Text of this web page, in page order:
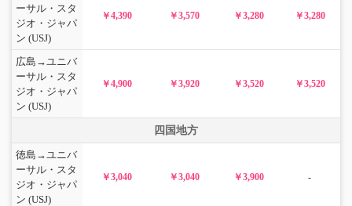
ーサル・スタ
ジオ・ジャパ
ン (USJ)
￥4,390 ￥3,570 ￥3,280 ￥3,280
広島→ユニバ
ーサル・スタ
ジオ・ジャパ
ン (USJ)
￥4,900 ￥3,920 ￥3,520 ￥3,520
四国地方
徳島→ユニバ
ーサル・スタ
ジオ・ジャパ
ン (USJ)
￥3,040 ￥3,040 ￥3,900 -